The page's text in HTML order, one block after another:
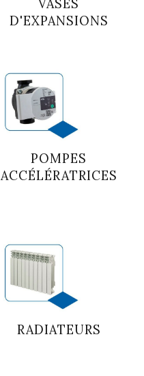
VASES
D'EXPANSIONS
POMPES
ACCÉLÉRATRICES
RADIATEURS